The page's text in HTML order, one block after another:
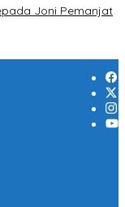
Joni Pemanjat